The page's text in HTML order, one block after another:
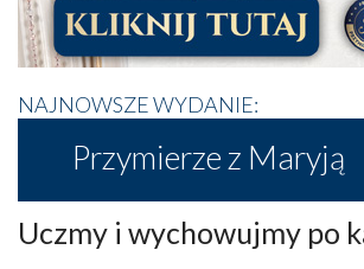
NAJNOWSZE WYDANIE:
Przymierze z Maryją
Uczmy i wychowujmy po